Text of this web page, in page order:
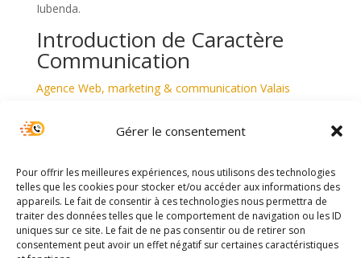
Gérer le consentement
Pour offrir les meilleures expériences, nous utilisons des technologies
telles que les cookies pour stocker et/ou accéder aux informations des
appareils. Le fait de consentir à ces technologies nous permettra de
traiter des données telles que le comportement de navigation ou les ID
uniques sur ce site. Le fait de ne pas consentir ou de retirer son
consentement peut avoir un effet négatif sur certaines caractéristiques
Iubenda.
Introduction de Caractère
Communication
Agence Web, marketing & communication Valais
Pour plus d’informations sur nos services, visitez notre
site web
ou contactez-nous au027 556 16 17